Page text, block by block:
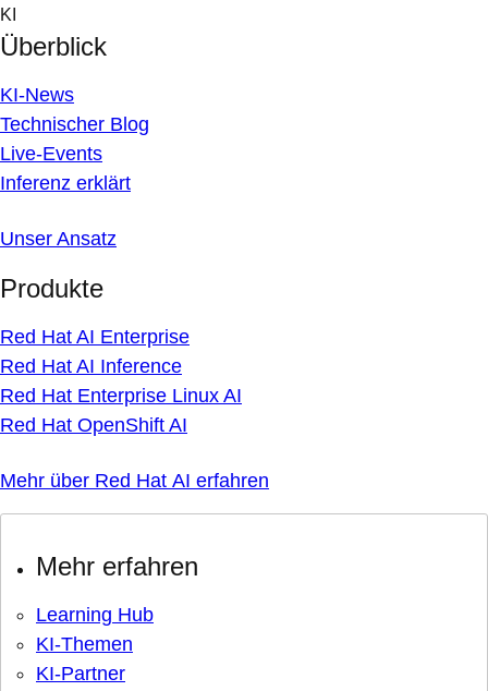
Skip
to
content
KI
Überblick
KI-News
Technischer Blog
Live-Events
Inferenz erklärt
Unser Ansatz
Produkte
Red Hat AI Enterprise
Red Hat AI Inference
Red Hat Enterprise Linux AI
Red Hat OpenShift AI
Mehr über Red Hat AI erfahren
Mehr erfahren
Learning Hub
KI-Themen
KI-Partner